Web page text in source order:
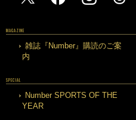
MAGAZINE
雑誌『Number』購読のご案
内
SPECIAL
Number SPORTS OF THE
YEAR